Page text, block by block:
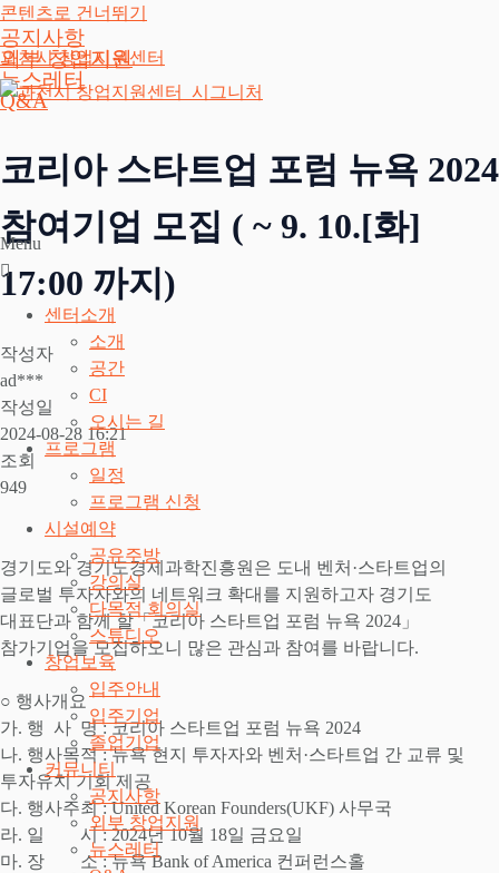
콘텐츠로 건너뛰기
과천시 창업지원센터
Menu
센터소개
소개
공간
CI
오시는 길
프로그램
일정
프로그램 신청
시설예약
공유주방
강의실
다목적 회의실
스튜디오
창업보육
입주안내
입주기업
졸업기업
커뮤니티
공지사항
외부 창업지원
뉴스레터
공지사항
외부 창업지원
뉴스레터
Q&A
코리아 스타트업 포럼 뉴욕 2024
참여기업 모집 ( ~ 9. 10.[화]
17:00 까지)
작성자
ad***
작성일
2024-08-28 16:21
조회
949
경기도와 경기도경제과학진흥원은 도내 벤처·스타트업의
글로벌 투자자와의 네트워크 확대를 지원하고자 경기도
대표단과 함께 할「코리아 스타트업 포럼 뉴욕 2024」
참가기업을 모집하오니 많은 관심과 참여를 바랍니다.
○ 행사개요
가. 행 사 명 : 코리아 스타트업 포럼 뉴욕 2024
나. 행사목적 : 뉴욕 현지 투자자와 벤처·스타트업 간 교류 및
투자유치 기회 제공
다. 행사주최 : United Korean Founders(UKF) 사무국
라. 일 시 : 2024년 10월 18일 금요일
마. 장 소 : 뉴욕 Bank of America 컨퍼런스홀